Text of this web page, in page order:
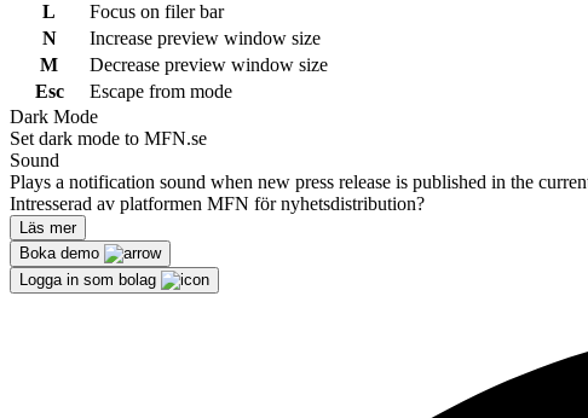
L
Focus on filer bar
N
Increase preview window size
M
Decrease preview window size
Esc
Escape from mode
Dark Mode
Set dark mode to MFN.se
Sound
Plays a notification sound when new press release is published in the
Intresserad av platformen MFN för nyhetsdistribution?
Läs mer
Boka demo
Logga in som bolag